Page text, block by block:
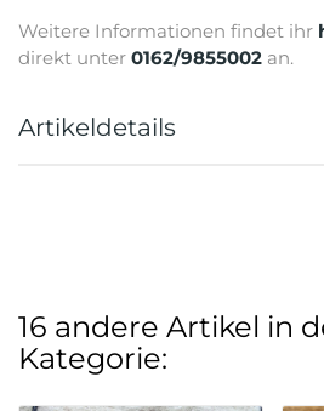
Weitere Informationen findet ihr
direkt unter 0162/9855002 an.
Artikeldetails
16 andere Artikel in
Kategorie: